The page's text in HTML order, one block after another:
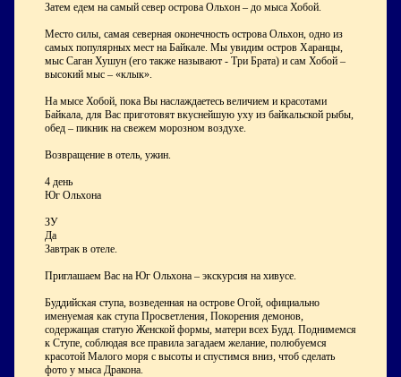
Затем едем на самый север острова Ольхон – до мыса Хобой.
Место силы, самая северная оконечность острова Ольхон, одно из
самых популярных мест на Байкале. Мы увидим остров Харанцы,
мыс Саган Хушун (его также называют - Три Брата) и сам Хобой –
высокий мыс – «клык».
На мысе Хобой, пока Вы наслаждаетесь величием и красотами
Байкала, для Вас приготовят вкуснейшую уху из байкальской рыбы,
обед – пикник на свежем морозном воздухе.
Возвращение в отель, ужин.
4 день
Юг Ольхона
ЗУ
Да
Завтрак в отеле.
Приглашаем Вас на Юг Ольхона – экскурсия на хивусе.
Буддийская ступа, возведенная на острове Огой, официально
именуемая как ступа Просветления, Покорения демонов,
содержащая статую Женской формы, матери всех Будд. Поднимемся
к Ступе, соблюдая все правила загадаем желание, полюбуемся
красотой Малого моря с высоты и спустимся вниз, чтоб сделать
фото у мыса Дракона.